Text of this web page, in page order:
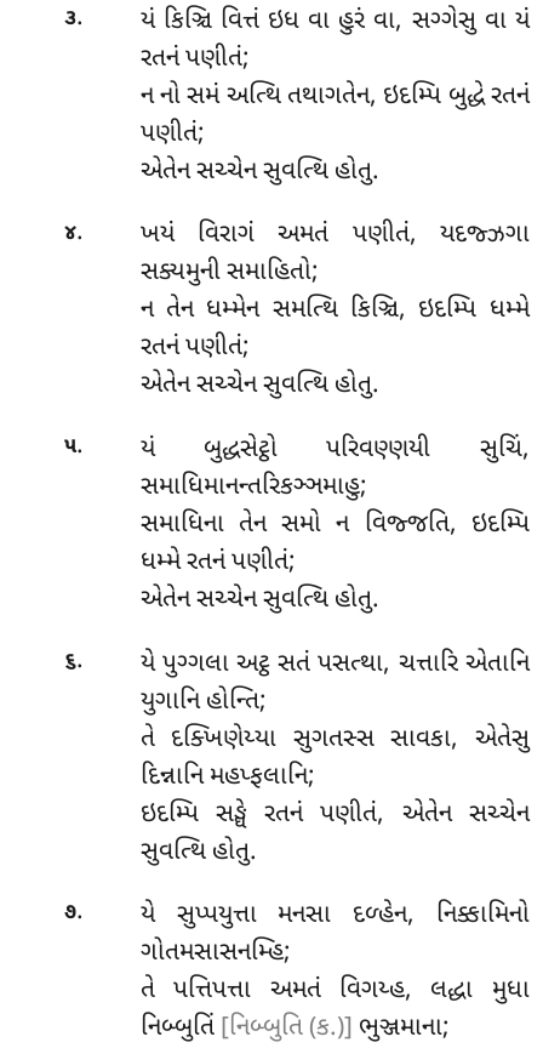
૩. યં કિઞ્ચિ વિત્તં ઇધ વા હુરં વા, સગ્ગેસુ વા યં
રતનં પણીતં;
ન નો સમં અત્થિ તથાગતેન, ઇદમ્પિ બુદ્ધે રતનં
પણીતં;
એતેન સચ્ચેન સુવત્થિ હોતુ.
૪. ખયં વિરાગં અમતં પણીતં, યદજ્ઝગા
સક્યમુની સમાહિતો;
ન તેન ધમ્મેન સમત્થિ કિઞ્ચિ, ઇદમ્પિ ધમ્મે
રતનં પણીતં;
એતેન સચ્ચેન સુવત્થિ હોતુ.
૫. યં બુદ્ધસેટ્ઠો પરિવણ્ણયી સુચિં,
સમાધિમાનન્તરિકઞ્ઞમાહુ;
સમાધિના તેન સમો ન વિજ્જતિ, ઇદમ્પિ
ધમ્મે રતનં પણીતં;
એતેન સચ્ચેન સુવત્થિ હોતુ.
૬.
યે પુગ્ગલા અટ્ઠ સતં પસત્થા, ચત્તારિ એતાનિ
યુગાનિ હોન્તિ;
તે દક્ખિણેય્યા સુગતસ્સ સાવકા, એતેસુ
દિન્નાનિ મહપ્ફલાનિ;
ઇદમ્પિ સઙ્ઘે રતનં પણીતં, એતેન સચ્ચેન
સુવત્થિ હોતુ.
૭.
યે સુપ્પયુત્તા મનસા દળ્હેન, નિક્કામિનો
ગોતમસાસનમ્હિ;
તે પત્તિપત્તા અમતં વિગય્હ, લદ્ધા મુધા
નિબ્બુતિં [નિબ્બુતિ (ક.)] ભુઞ્જમાના;